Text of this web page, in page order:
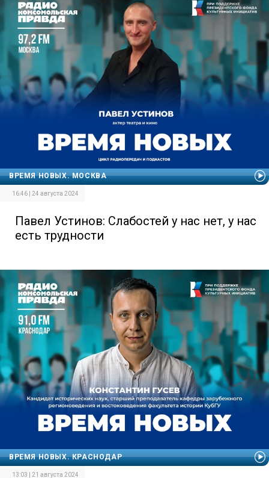
ВРЕМЯ НОВЫХ. МОСКВА
16:46 | 24 августа 2024
Павел Устинов: Слабостей у нас нет, у нас
есть трудности
ВРЕМЯ НОВЫХ. КРАСНОДАР
13:03 | 21 августа 2024